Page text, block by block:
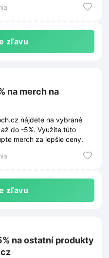
zľavu
na merch na
nájdete na vybrané
do -5%. Využite túto
merch za lepšie ceny.
zľavu
na ostatní produkty